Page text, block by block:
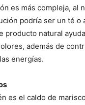
es más compleja, al
podría ser un té o
producto natural
además de
energías.
es el caldo de